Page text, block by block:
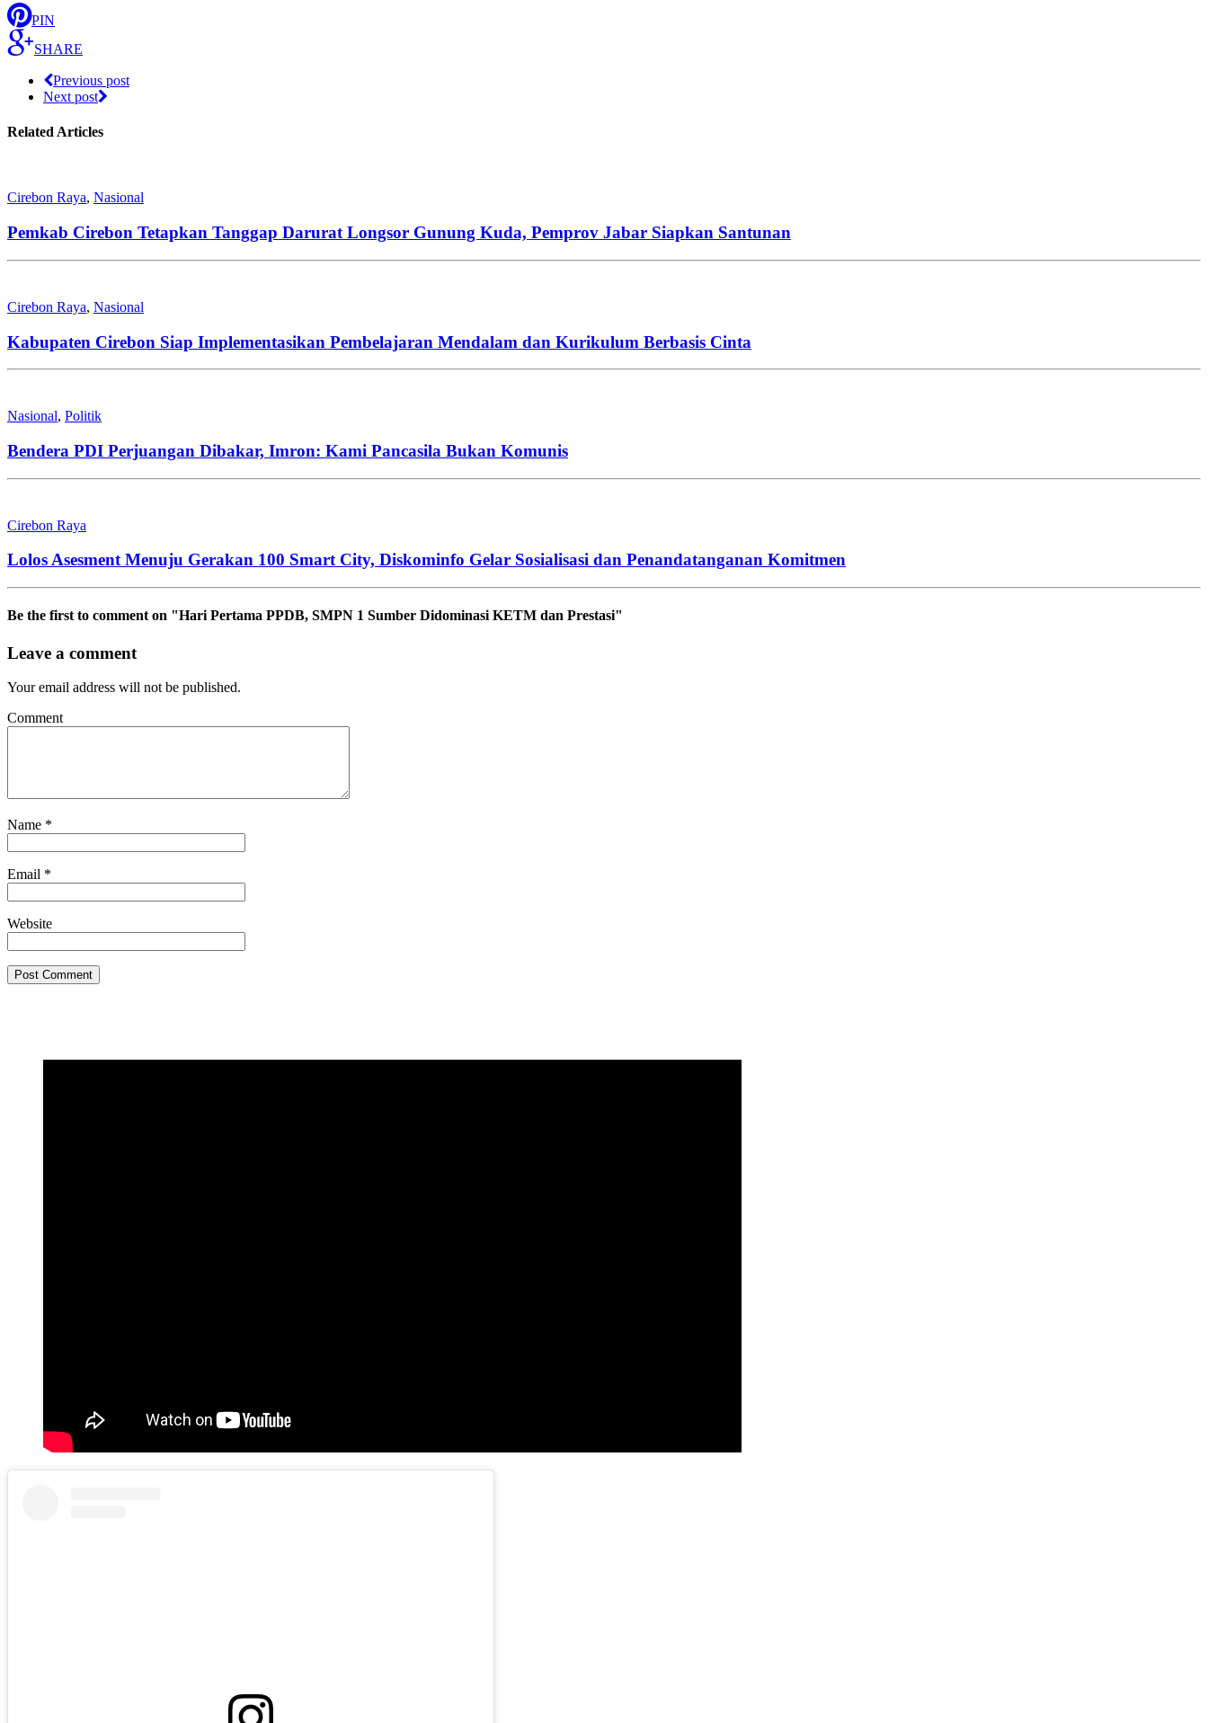
PIN
SHARE
Previous post
Next post
Related Articles
Cirebon Raya, Nasional
Pemkab Cirebon Tetapkan Tanggap Darurat Longsor Gunung Kuda, Pemprov Jabar Siapkan Santunan
Cirebon Raya, Nasional
Kabupaten Cirebon Siap Implementasikan Pembelajaran Mendalam dan Kurikulum Berbasis Cinta
Nasional, Politik
Bendera PDI Perjuangan Dibakar, Imron: Kami Pancasila Bukan Komunis
Cirebon Raya
Lolos Asesment Menuju Gerakan 100 Smart City, Diskominfo Gelar Sosialisasi dan Penandatanganan Komitmen
Be the first to comment on "Hari Pertama PPDB, SMPN 1 Sumber Didominasi KETM dan Prestasi"
Leave a comment
Your email address will not be published.
Comment
Name *
Email *
Website